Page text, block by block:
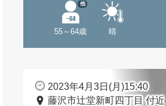
55～64歳
他
晴
2023年4月3日(月)15:40
藤沢市辻堂新町四丁目 付近